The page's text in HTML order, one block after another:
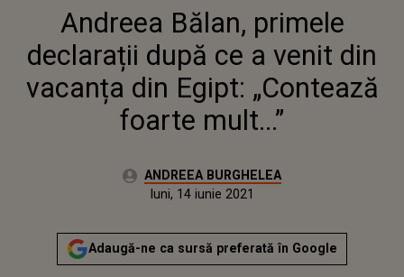
DECLARAȚII DUPĂ CE A VENIT
DIN VACANȚA DIN EGIPT:
„CONTEAZĂ FOARTE MULT...”
Andreea Bălan, primele
declarații după ce a venit din
vacanța din Egipt: „Contează
foarte mult...”
Autor:ANDREEA BURGHELEA
Actualizat:
luni, 14 iunie 2021
Adaugă-ne ca sursă preferată în Google